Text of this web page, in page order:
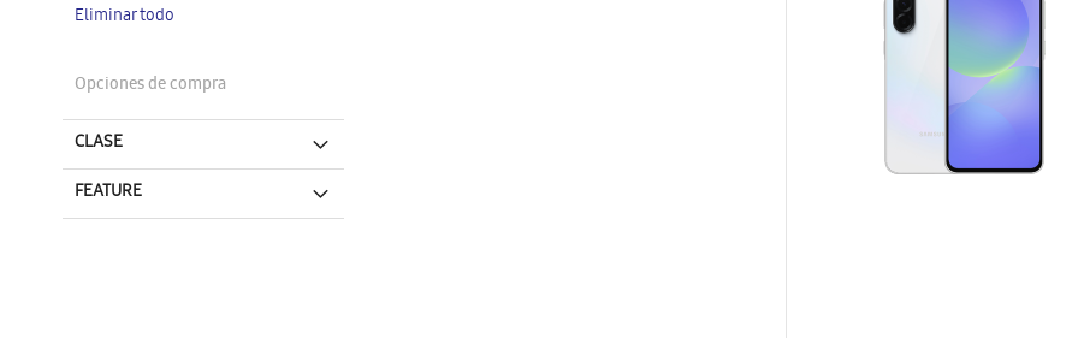
artículo
Eliminar todo
Opciones de compra
CLASE
FEATURE